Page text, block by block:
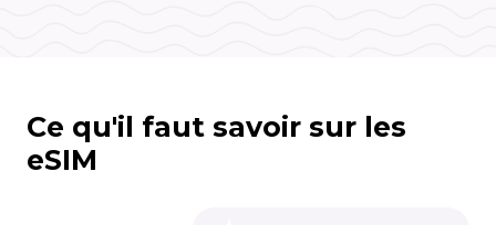
Ce qu'il faut savoir sur les
eSIM